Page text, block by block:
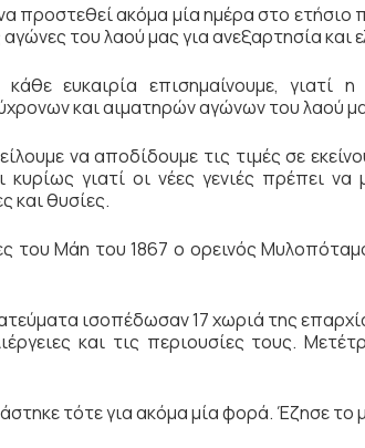
να προστεθεί ακόμα μία ημέρα στο
αγώνες του λαού μας για ανεξαρτησία και
ευκαιρία επισημαίνουμε, γιατί
και αιματηρών αγώνων του λαού
να αποδίδουμε τις τιμές σε
κυρίως γιατί οι νέες γενιές πρέπει
και θυσίες.
του Μάη του 1867 ο ορεινός
ισοπέδωσαν 17 χωριά της
και τις περιουσίες τους.
τότε για ακόμα μία φορά. Έζησε το